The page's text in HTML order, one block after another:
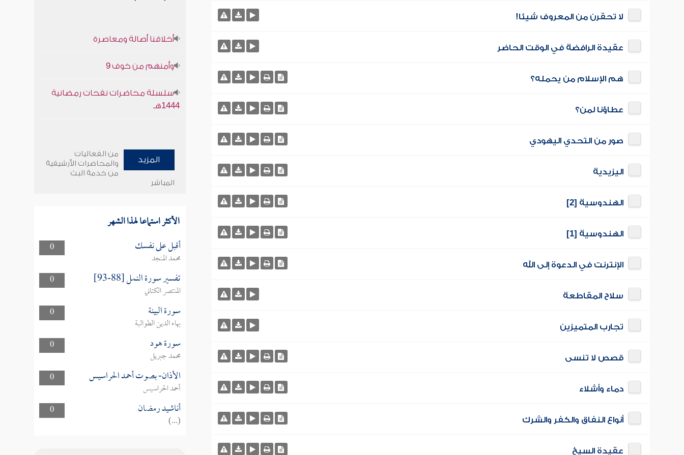
لا تحقرن من المعروف شيئا!
عقيدة الرافضة في الوقت الحاضر
هم الإسلام من يحمله؟
عطاؤنا لمن؟
صور من التحدي اليهودي
اليزيدية
الهندوسية [2]
الهندوسية [1]
الإنترنت في الدعوة إلى الله
سلاح المقاطعة
تجارب المتميزين
قصص لا تنسى
دماء وأشلاء
أنواع النفاق والكفر والشرك
عقيدة السيخ
أخلاقنا أصالة ومعاصرة
وأمنهم من خوف 9
سلسلة محاضرات نفحات رمضانية
1444هـ
المزيد
من الفعاليات
والمحاضرات الأرشيفية
من خدمة البث
المباشر
الأكثر استماعا لهذا الشهر
0 أقبل على نفسك
محمد المنجد
0
تفسير سورة النمل [88-93]
المنتصر الكتاني
0
سورة البينة
بهاء الدين الطوالبة
0
سورة هود
محمد جبريل
0
الأذان- بصوت أحمد الحراسيس
أحمد الحراسيس
0
أناشيد رمضان
(...)